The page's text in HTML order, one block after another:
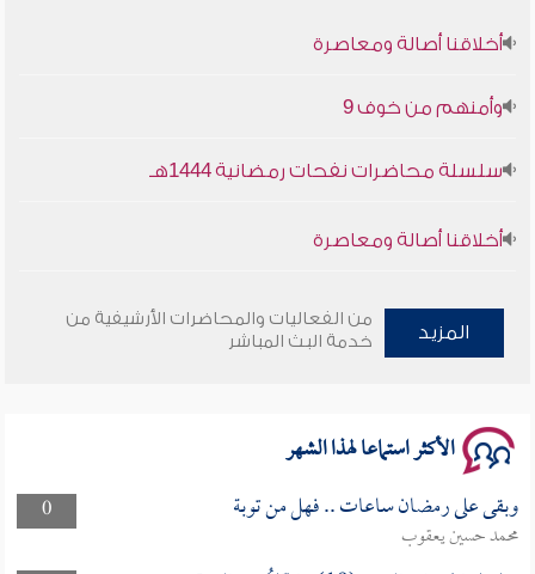
أخلاقنا أصالة ومعاصرة
وأمنهم من خوف 9
سلسلة محاضرات نفحات رمضانية 1444هـ
أخلاقنا أصالة ومعاصرة
سلسلة محاضرات نفحات رمضانية 1444هـ
المزيد
من الفعاليات والمحاضرات الأرشيفية من
خدمة البث المباشر
الأكثر استماعا لهذا الشهر
0 وبقى على رمضان ساعات .. فهل من توبة
محمد حسين يعقوب